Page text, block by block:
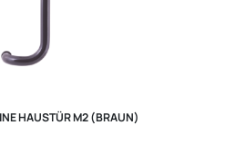
HAUSTÜR M2 (BRAUN)